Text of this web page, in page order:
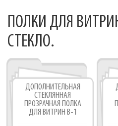
ПОЛКИ ДЛЯ
СТЕКЛО.
ДОПОЛНИТЕЛЬНАЯ
СТЕКЛЯННАЯ
ПРОЗРАЧНАЯ ПОЛКА
ДЛЯ ВИТРИН В-1